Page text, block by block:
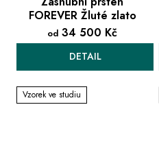
FOREVER Žluté zlato
od 34 500 Kč
DETAIL
Vzorek ve studiu